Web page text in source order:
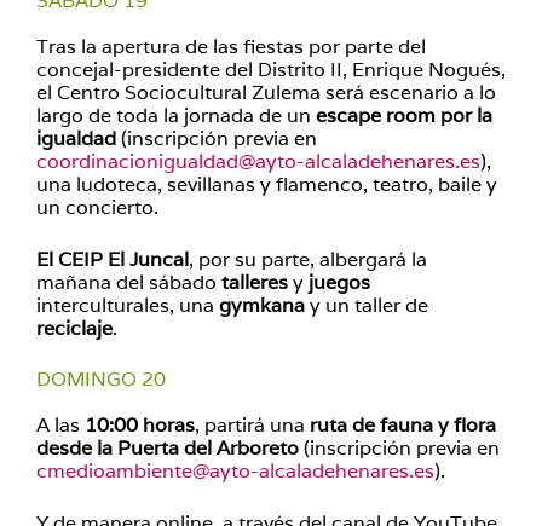
Tras la apertura de las fiestas por parte del
concejal-presidente del Distrito II, Enrique Nogués,
el Centro Sociocultural Zulema será escenario a lo
largo de toda la jornada de un escape room por la
igualdad(inscripción previa en
coordinacionigualdad@ayto-alcaladehenares.es),
una ludoteca, sevillanas y flamenco, teatro, baile y
un concierto.
El CEIP El Juncal, por su parte, albergará la
mañana del sábado talleresy juegos
interculturales, una gymkanay un taller de
reciclaje.
DOMINGO 20
A las 10:00 horas, partirá una ruta de fauna y flora
desde la Puerta del Arboreto(inscripción previa en
cmedioambiente@ayto-alcaladehenares.es).